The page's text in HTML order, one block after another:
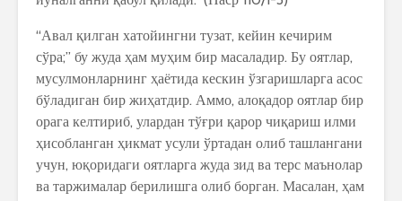
“Авал қилган хатойингни тузат, кейин кечирим
сўра;” бу жуда ҳам муҳим бир масаладир. Бу оятлар,
мусулмонларнинг ҳаётида кескин ўзгаришларга асос
бўладиган бир жиҳатдир. Аммо, алоқадор оятлар бир
орага келтириб, улардан тўғри қарор чиқариш илми
ҳисобланган ҳикмат усули ўртадан олиб ташлангани
учун, юқоридаги оятларга жуда зид ва терс маънолар
ва таржималар берилишга олиб борган. Масалан, ҳам